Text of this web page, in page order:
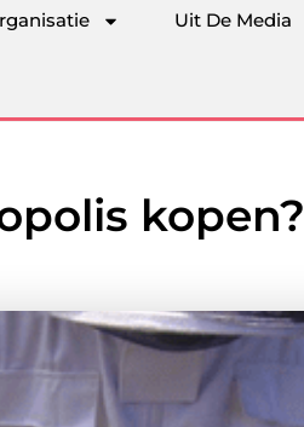
Uit De Media
kopen?